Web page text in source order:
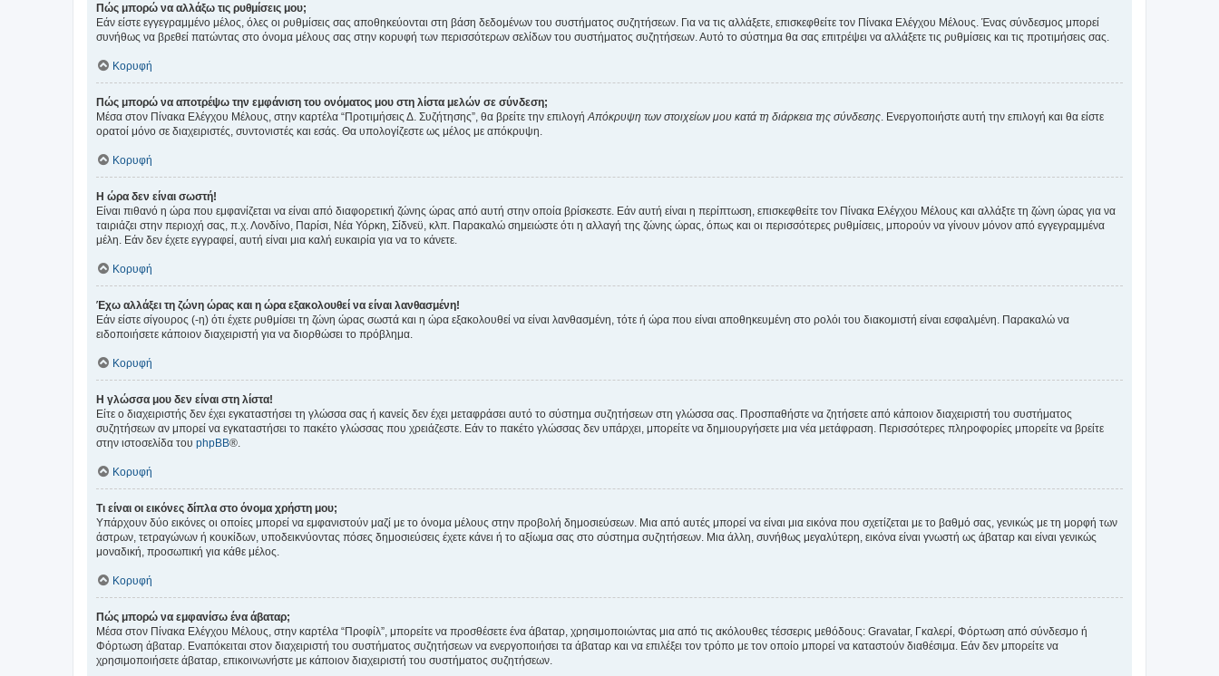
Πώς μπορώ να αλλάξω τις ρυθμίσεις μου;
Εάν είστε εγγεγραμμένο μέλος, όλες οι ρυθμίσεις σας αποθηκεύονται στη βάση δεδομένων του συστήματος συζητήσεων. Για να τις αλλάξετε, επισκεφθείτε τον Πίνακα Ελέγχου Μέλους. Ένας σύνδεσμος μπορεί
συνήθως να βρεθεί πατώντας στο όνομα μέλους σας στην κορυφή των περισσότερων σελίδων του συστήματος συζητήσεων. Αυτό το σύστημα θα σας επιτρέψει να αλλάξετε τις ρυθμίσεις και τις προτιμήσεις σας.
Κορυφή
Πώς μπορώ να αποτρέψω την εμφάνιση του ονόματος μου στη λίστα μελών σε σύνδεση;
Μέσα στον Πίνακα Ελέγχου Μέλους, στην καρτέλα “Προτιμήσεις Δ. Συζήτησης”, θα βρείτε την επιλογή Απόκρυψη των στοιχείων μου κατά τη διάρκεια της σύνδεσης . Ενεργοποιήστε αυτή την επιλογή και θα είστε
ορατοί μόνο σε διαχειριστές, συντονιστές και εσάς. Θα υπολογίζεστε ως μέλος με απόκρυψη.
Κορυφή
Η ώρα δεν είναι σωστή!
Είναι πιθανό η ώρα που εμφανίζεται να είναι από διαφορετική ζώνης ώρας από αυτή στην οποία βρίσκεστε. Εάν αυτή είναι η περίπτωση, επισκεφθείτε τον Πίνακα Ελέγχου Μέλους και αλλάξτε τη ζώνη ώρας για να
ταιριάζει στην περιοχή σας, π.χ. Λονδίνο, Παρίσι, Νέα Υόρκη, Σίδνεϋ, κλπ. Παρακαλώ σημειώστε ότι η αλλαγή της ζώνης ώρας, όπως και οι περισσότερες ρυθμίσεις, μπορούν να γίνουν μόνον από εγγεγραμμένα
μέλη. Εάν δεν έχετε εγγραφεί, αυτή είναι μια καλή ευκαιρία για να το κάνετε.
Κορυφή
Έχω αλλάξει τη ζώνη ώρας και η ώρα εξακολουθεί να είναι λανθασμένη!
Εάν είστε σίγουρος (-η) ότι έχετε ρυθμίσει τη ζώνη ώρας σωστά και η ώρα εξακολουθεί να είναι λανθασμένη, τότε ή ώρα που είναι αποθηκευμένη στο ρολόι του διακομιστή είναι εσφαλμένη. Παρακαλώ να
ειδοποιήσετε κάποιον διαχειριστή για να διορθώσει το πρόβλημα.
Κορυφή
Η γλώσσα μου δεν είναι στη λίστα!
Είτε ο διαχειριστής δεν έχει εγκαταστήσει τη γλώσσα σας ή κανείς δεν έχει μεταφράσει αυτό το σύστημα συζητήσεων στη γλώσσα σας. Προσπαθήστε να ζητήσετε από κάποιον διαχειριστή του συστήματος
συζητήσεων αν μπορεί να εγκαταστήσει το πακέτο γλώσσας που χρειάζεστε. Εάν το πακέτο γλώσσας δεν υπάρχει, μπορείτε να δημιουργήσετε μια νέα μετάφραση. Περισσότερες πληροφορίες μπορείτε να βρείτε
στην ιστοσελίδα του phpBB®.
Κορυφή
Τι είναι οι εικόνες δίπλα στο όνομα χρήστη μου;
Υπάρχουν δύο εικόνες οι οποίες μπορεί να εμφανιστούν μαζί με το όνομα μέλους στην προβολή δημοσιεύσεων. Μια από αυτές μπορεί να είναι μια εικόνα που σχετίζεται με το βαθμό σας, γενικώς με τη μορφή των
άστρων, τετραγώνων ή κουκίδων, υποδεικνύοντας πόσες δημοσιεύσεις έχετε κάνει ή το αξίωμα σας στο σύστημα συζητήσεων. Μια άλλη, συνήθως μεγαλύτερη, εικόνα είναι γνωστή ως άβαταρ και είναι γενικώς
μοναδική, προσωπική για κάθε μέλος.
Κορυφή
Πώς μπορώ να εμφανίσω ένα άβαταρ;
Μέσα στον Πίνακα Ελέγχου Μέλους, στην καρτέλα “Προφίλ”, μπορείτε να προσθέσετε ένα άβαταρ, χρησιμοποιώντας μια από τις ακόλουθες τέσσερις μεθόδους: Gravatar, Γκαλερί, Φόρτωση από σύνδεσμο ή
Φόρτωση άβαταρ. Εναπόκειται στον διαχειριστή του συστήματος συζητήσεων να ενεργοποιήσει τα άβαταρ και να επιλέξει τον τρόπο με τον οποίο μπορεί να καταστούν διαθέσιμα. Εάν δεν μπορείτε να
χρησιμοποιήσετε άβαταρ, επικοινωνήστε με κάποιον διαχειριστή του συστήματος συζητήσεων.